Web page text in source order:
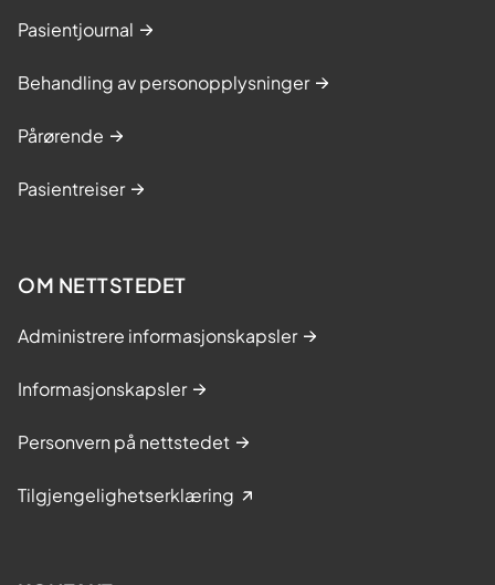
Pasientjournal
Behandling av personopplysninger
Pårørende
Pasientreiser
OM NETTSTEDET
Administrere informasjonskapsler
Informasjonskapsler
Personvern på nettstedet
Tilgjengelighetserklæring